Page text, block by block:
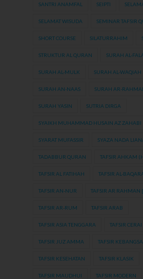
SANTRI ANAMFAL SEIPTI
SELAMAT WISUDA SEMINAR TAFSIR
SHORT COURSE SILATURRAHIM
STRUKTUR AL QURAN SURAH AL-
SURAH AL-MULK SURAH AL-WAQIAH
SURAH AN-NAAS SURAH AR-
SURAH YASIN SUTRIA DIRGA
SYAIKH MUHAMMAD HUSAIN AZ ZAHABI
SYARAT MUFASSIR SYAZA NADA
TADABBUR QURAN TAFSIR AHKAM
TAFSIR AL FATIHAH TAFSIR AL-
TAFSIR AN-NUR TAFSIR AR RAHMAN
TAFSIR AR-RUM TAFSIR ARAB
TAFSIR ASIA TENGGARA TAFSIR CERAI
TAFSIR JUZ AMMA TAFSIR
TAFSIR KESEHATAN TAFSIR KLASIK
TAFSIR MAUDHUI TAFSIR MODERN